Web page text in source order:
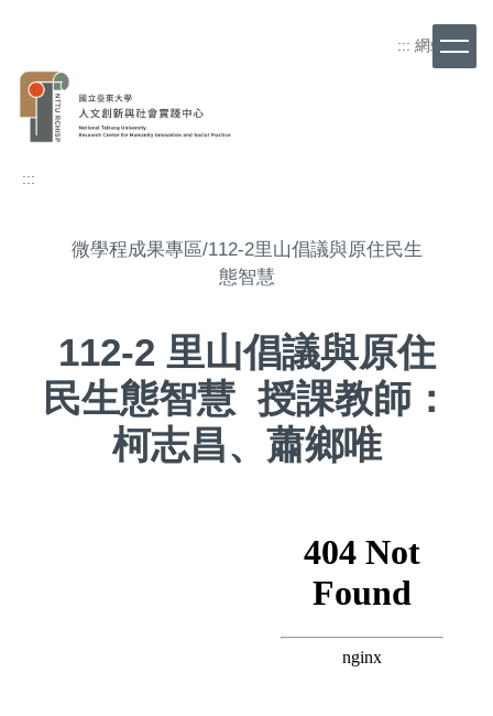
::: 網站導覽
:::
微學程成果專區/112-2里山倡議與原住民生
態智慧
112-2 里山倡議與原住
民生態智慧 授課教師：
柯志昌、蕭鄉唯